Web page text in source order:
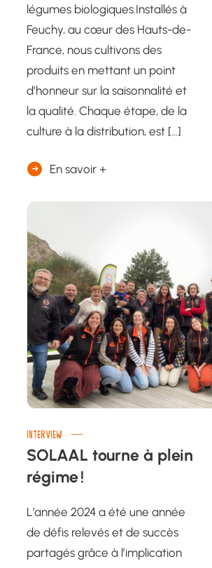
légumes biologiques.Installés à
Feuchy, au cœur des Hauts-de-
France, nous cultivons des
produits en mettant un point
d’honneur sur la saisonnalité et
la qualité. Chaque étape, de la
culture à la distribution, est […]
En savoir +
INTERVIEW
SOLAAL tourne à plein
régime !
L’année 2024 a été une année
de défis relevés et de succès
partagés grâce à l’implication